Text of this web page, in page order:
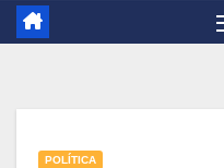
POLÍTICA